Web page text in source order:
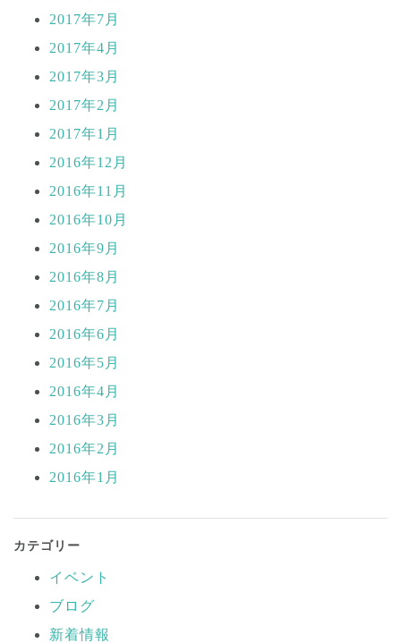
2017年7月
2017年4月
2017年3月
2017年2月
2017年1月
2016年12月
2016年11月
2016年10月
2016年9月
2016年8月
2016年7月
2016年6月
2016年5月
2016年4月
2016年3月
2016年2月
2016年1月
カテゴリー
イベント
ブログ
新着情報